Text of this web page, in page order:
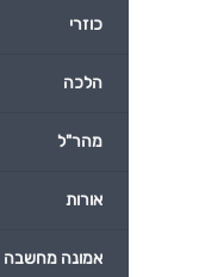
כוזרי
הלכה
מהר"ל
אורות
אמונה מחשבה